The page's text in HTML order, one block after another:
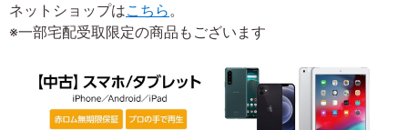
ネットショップはこちら。
※一部宅配受取限定の商品もございます